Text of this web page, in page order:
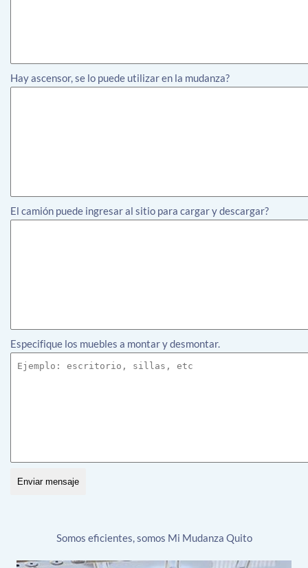
Hay ascensor, se lo puede utilizar en la mudanza?
El camión puede ingresar al sitio para cargar y descargar?
Especifique los muebles a montar y desmontar.
Enviar mensaje
Somos eficientes, somos Mi Mudanza Quito